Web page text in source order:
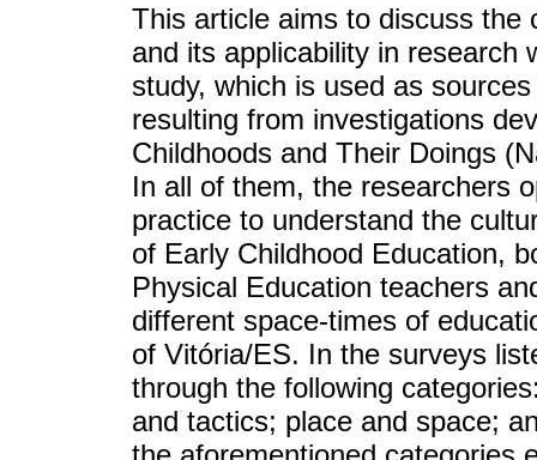
This article aims to discuss the
and its applicability in research
study, which is used as
resulting from investigations
Childhoods and Their Doings
In all of them, the researchers
practice to understand the
of Early Childhood Education,
Physical Education teachers
different space-times of
of Vitória/ES. In the surveys
through the following
and tactics; place and space;